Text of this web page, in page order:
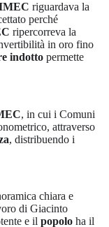
riguardava la
perché
ripercorreva la
in oro fino
indotto permette
, in cui i Comuni
attraverso
, distribuendo i
chiara e
di Giacinto
e il popolo ha il